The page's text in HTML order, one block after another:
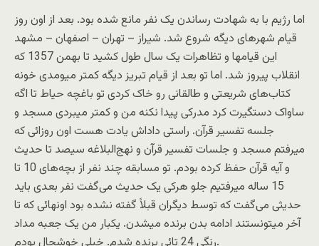
اما رژیم با به شهادت رساندن یک نفر مانع شده بود. بعد از اون روز
قیام شهرهای دیگه شروع شد. شیراز – تهران – اصفهان – مشهد
این قیامها و تظاهرات یک سال طول کشید تا بهمن 1357 که
انقلاب پیروز شد. اما تو بعد از قیام تبریز دیگه کمتر میومدی خونه
کتاب‌های شریعتی و طالقانی رو خاک کردی تو باغچه حیاط تا اگه
ساواک دستگیرت کرد مدرکی پیدا نکنه من و کمتر میبردی مسجد و
جلسه تفسیر قرآن. راستی داداش یادت هست اون روزائی که
میرفتم مسجد و جلسات تفسیر قرآن و نهج‌البلاغه سیصد تا حدیث
و آیه قرآن حفظ کرده بودم. تو مسابقه چند نفر از بچه‌های 10 تا
15 ساله میرفتیم جلو هرکی یک حدیث می‌گفت نفر بعدی باید
حدیثی می‌گفت که توسط دیگران قبلاً گفته نشده بود اونهائی که تا
آخر میتونستند ادامه بدن برنده میشدن. یکبار من یک جعبه مداد